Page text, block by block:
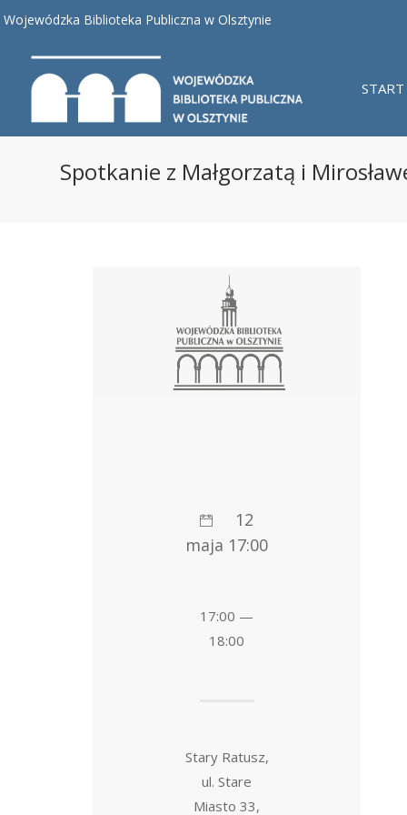
Wojewódzka Biblioteka Publiczna w Olsztynie
START
Spotkanie z Małgorzatą i
12
maja 17:00
17:00 —
18:00
Stary Ratusz,
ul. Stare
Miasto 33,